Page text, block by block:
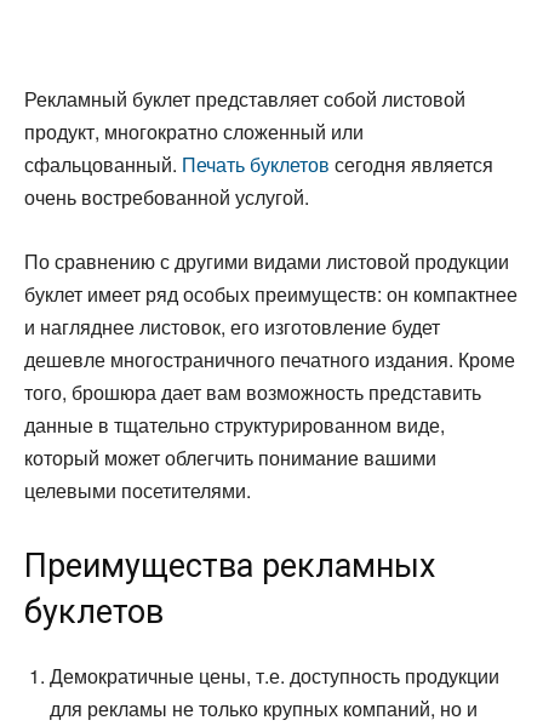
Рекламный буклет представляет собой листовой
продукт, многократно сложенный или
сфальцованный. Печать буклетов сегодня является
очень востребованной услугой.
По сравнению с другими видами листовой продукции
буклет имеет ряд особых преимуществ: он компактнее
и нагляднее листовок, его изготовление будет
дешевле многостраничного печатного издания. Кроме
того, брошюра дает вам возможность представить
данные в тщательно структурированном виде,
который может облегчить понимание вашими
целевыми посетителями.
Преимущества рекламных
буклетов
Демократичные цены, т.е. доступность продукции
для рекламы не только крупных компаний, но и